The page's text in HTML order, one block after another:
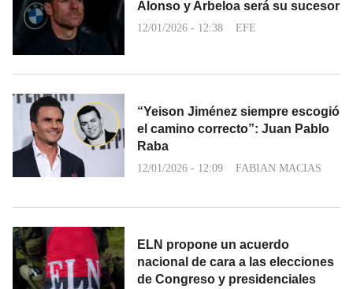
Alonso y Arbeloa será su sucesor
12/01/2026 - 12:38 EFE
“Yeison Jiménez siempre escogió
el camino correcto”: Juan Pablo
Raba
12/01/2026 - 12:09 FABIAN MACIAS
ELN propone un acuerdo
nacional de cara a las elecciones
de Congreso y presidenciales